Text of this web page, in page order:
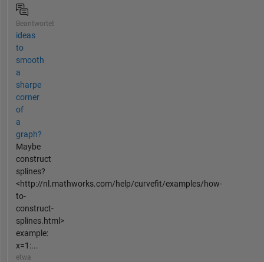
Beantwortet
ideas
to
smooth
a
sharpe
corner
of
a
graph?
Maybe
construct
splines?
<http://nl.mathworks.com/help/curvefit/examples/how-
to-
construct-
splines.html>
example:
x=1:...
etwa